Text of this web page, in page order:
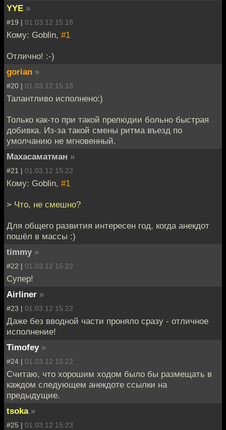
YYE »
#19 | 01.03.12 15:18
Кому: Goblin, #1
Отлично! :-)
gorian »
#20 | 01.03.12 15:18
Талантливо исполнено:)
Только как-то при такой прелюдии больно быстрая
добивка. Из-за такой смены ритма въезд по
умолчанию не мгновенный.
Махасаматман »
#21 | 01.03.12 15:22
Кому: Goblin, #1
> Что, не смешно?
Для общего развития интересен год, когда анекдот
пошёл в массы :)
timmy »
#22 | 01.03.12 15:22
Супер!
Airliner »
#23 | 01.03.12 15:22
Даже без вводной части проняло сразу - отличное
исполнение!
Timofey »
#24 | 01.03.12 15:22
Считаю, что хорошим ходом было бы размещать в
каждом следующем анекдоте ссылки на
предыдущие.
tsoka »
#25 | 01.03.12 15:23